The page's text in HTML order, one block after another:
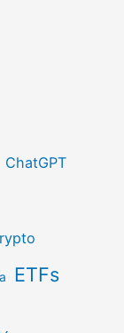
ChatGPT
ETFs